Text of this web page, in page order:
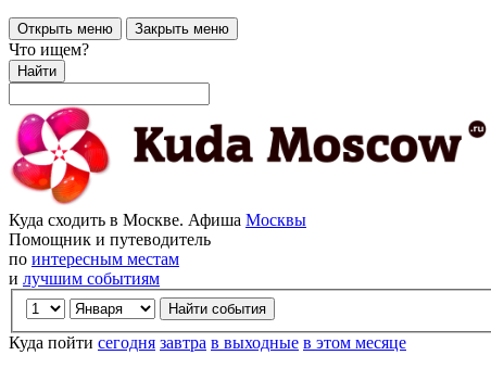
Открыть меню Закрыть меню
Что ищем?
Найти
Куда сходить в Москве. Афиша Москвы
Помощник и путеводитель
по интересным местам
и лучшим событиям
Куда пойти сегодня завтра в выходные в этом месяце